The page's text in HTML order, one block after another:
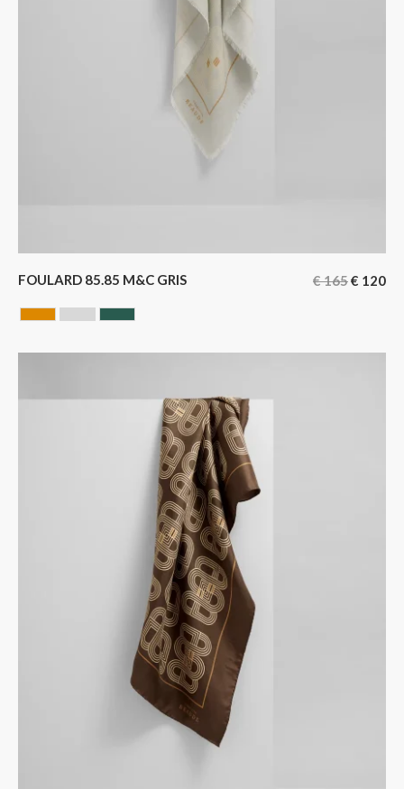
FOULARD 85.85 M&C GRIS €165€ 120